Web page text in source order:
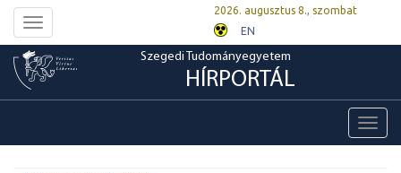
Toggle
navigation
2026. augusztus 8., szombat
EN
Szegedi Tudományegyetem
HÍRPORTÁL